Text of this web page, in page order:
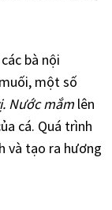
bà nội
một số
Nước mắm lên
cá. Quá trình
và tạo ra hương